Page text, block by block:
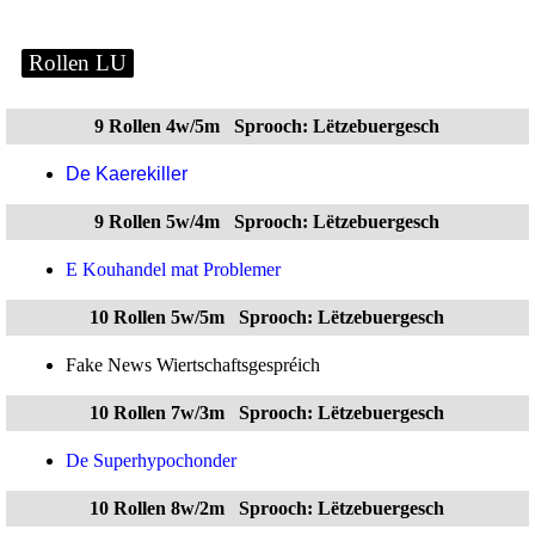
Rollen LU
9 Rollen 4w/5mSprooch:Lëtzebuergesch
De Kaerekiller
9 Rollen 5w/4mSprooch:Lëtzebuergesch
E Kouhandel mat Problemer
10 Rollen 5w/5mSprooch:Lëtzebuergesch
Fake News Wiertschaftsgespréich
10 Rollen 7w/3mSprooch:Lëtzebuergesch
De Superhypochonder
10 Rollen 8w/2mSprooch:Lëtzebuergesch